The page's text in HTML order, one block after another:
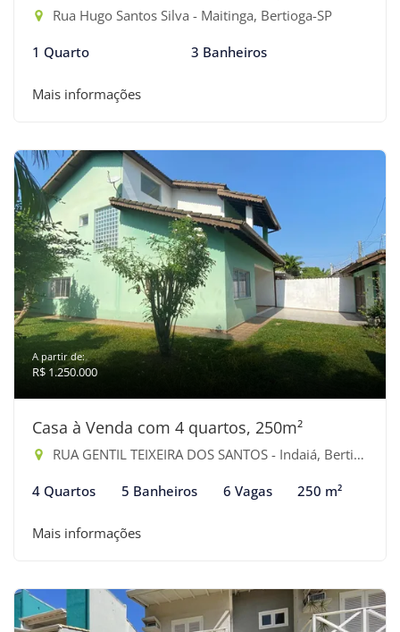
Rua Hugo Santos Silva - Maitinga, Bertioga-SP
1 Quarto 3 Banheiros
Mais informações
A partir de:
R$ 1.250.000
Casa à Venda com 4 quartos, 250m²
RUA GENTIL TEIXEIRA DOS SANTOS - Indaiá, Bertioga-SP
4 Quartos 5 Banheiros 6 Vagas 250 m²
Mais informações